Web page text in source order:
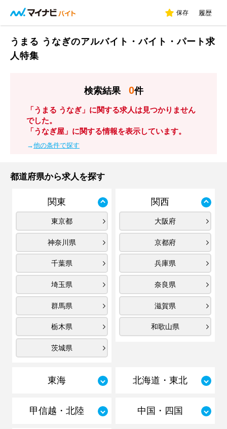
保存 履歴
うまる うなぎのアルバイト・バイト・パート求
人特集
検索結果 0件
「うまる うなぎ」に関する求人は見つかりません
でした。
「うなぎ屋」に関する情報を表示しています。
→他の条件で探す
都道府県から求人を探す
関東
東京都
神奈川県
千葉県
埼玉県
群馬県
栃木県
茨城県
関西
大阪府
京都府
兵庫県
奈良県
滋賀県
和歌山県
東海 北海道・東北
甲信越・北陸 中国・四国